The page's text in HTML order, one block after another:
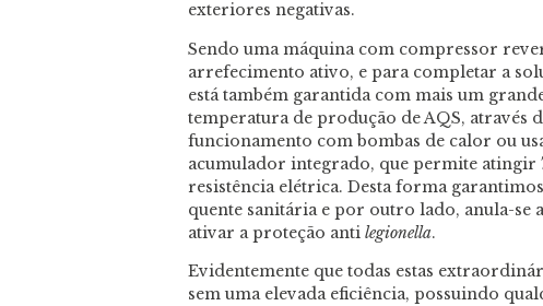
exteriores negativas.
Sendo uma máquina com compressor
arrefecimento ativo, e para completar a
está também garantida com mais um
temperatura de produção de AQS, através
funcionamento com bombas de calor ou
acumulador integrado, que permite atingir
resistência elétrica. Desta forma
quente sanitária e por outro lado, anula-se
ativar a proteção anti legionella.
Evidentemente que todas estas
sem uma elevada eficiência, possuindo